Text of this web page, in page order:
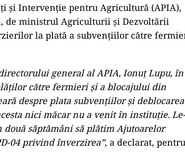
ad
te cer în logodnă și pe urmă îți dau cu
stiripesurse.ro.